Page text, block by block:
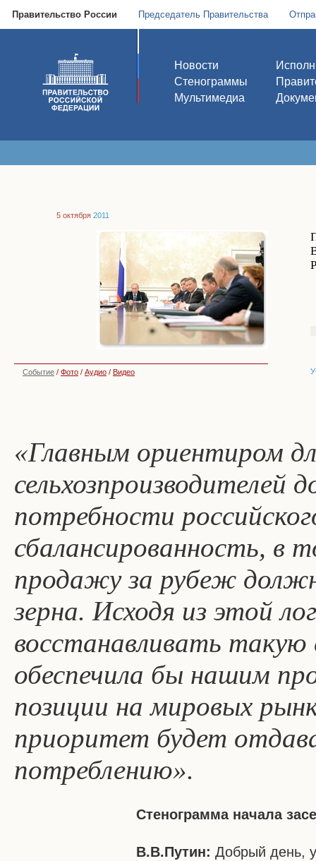
Правительство России Председатель Правительства
Новости
Стенограммы
Мультимедиа
5 октября 2011
Событие / Фото / Аудио / Видео
«Главным ориентиром
потребности
сбалансированность, в
продажу за рубеж
зерна. Исходя из этой
восстанавливать
обеспечила бы нашим
позиции на мировых
приоритет будет
потреблению».
Стенограмма начала
В.В.Путин: Добрый день,